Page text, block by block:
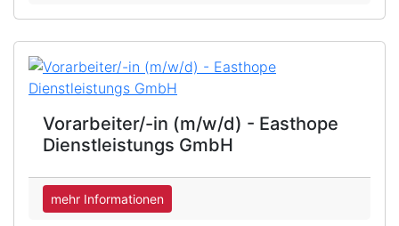
Vorarbeiter/-in (m/w/d) - Easthope
Dienstleistungs GmbH
mehr Informationen